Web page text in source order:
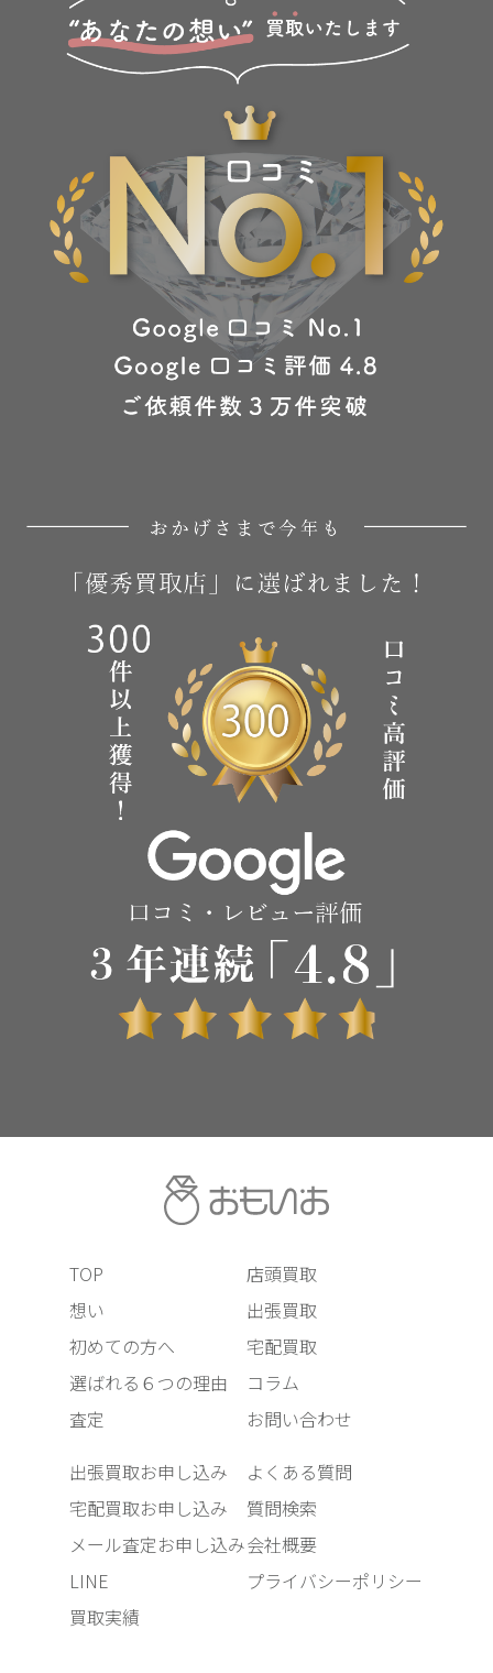
TOP
想い
初めての方へ
選ばれる６つの理由
査定
店頭買取
出張買取
宅配買取
コラム
お問い合わせ
出張買取お申し込み
宅配買取お申し込み
メール査定お申し込み
LINE
買取実績
よくある質問
質問検索
会社概要
プライバシーポリシー